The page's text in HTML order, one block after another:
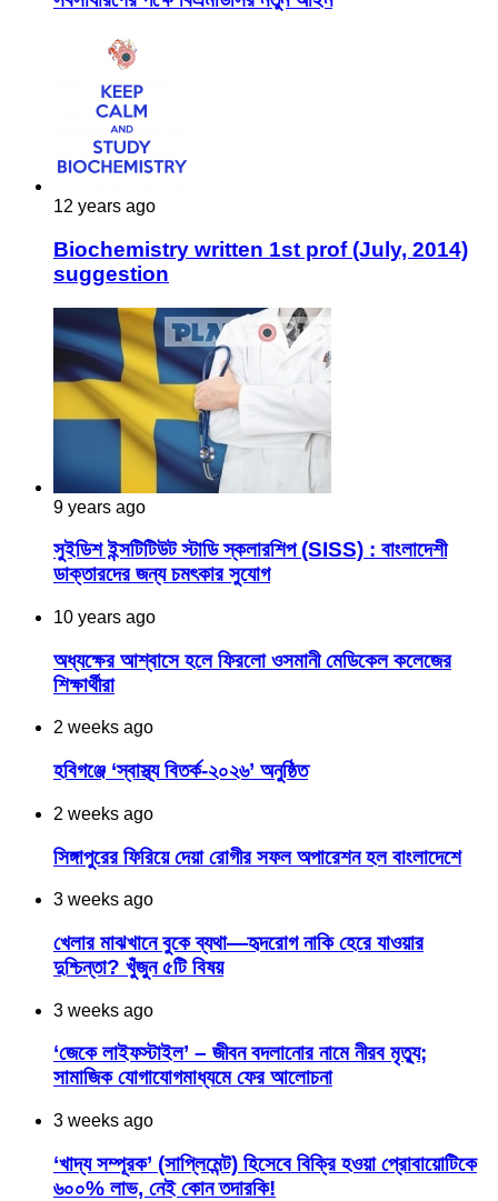
12 years ago
Biochemistry written 1st prof (July, 2014)
suggestion
9 years ago
সুইডিশ ইন্সটিটিউট স্টাডি স্কলারশিপ (SISS) : বাংলাদেশী
ডাক্তারদের জন্য চমৎকার সুযোগ
10 years ago
অধ্যক্ষের আশ্বাসে হলে ফিরলো ওসমানী মেডিকেল কলেজের
শিক্ষার্থীরা
2 weeks ago
হবিগঞ্জে ‘স্বাস্থ্য বিতর্ক-২০২৬’ অনুষ্ঠিত
2 weeks ago
সিঙ্গাপুরের ফিরিয়ে দেয়া রোগীর সফল অপারেশন হল বাংলাদেশে
3 weeks ago
খেলার মাঝখানে বুকে ব্যথা—হৃদরোগ নাকি হেরে যাওয়ার
দুশ্চিন্তা? খুঁজুন ৫টি বিষয়
3 weeks ago
‘জেকে লাইফস্টাইল’ – জীবন বদলানোর নামে নীরব মৃত্যু;
সামাজিক যোগাযোগমাধ্যমে ফের আলোচনা
3 weeks ago
‘খাদ্য সম্পূরক’ (সাপ্লিমেন্ট) হিসেবে বিক্রি হওয়া প্রোবায়োটিকে
৬০০% লাভ, নেই কোন তদারকি!